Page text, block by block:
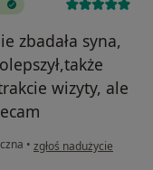
zbadała syna,
wizyty, ale
• w opinii użytkownika
zgłoś nadużycie